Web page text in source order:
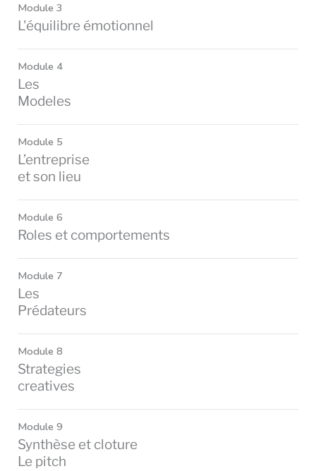
Module 3
L'équilibre émotionnel
Module 4
Les
Modeles
Module 5
L’entreprise
et son lieu
Module 6
Roles et comportements
Module 7
Les
Prédateurs
Module 8
Strategies
creatives
Module 9
Synthèse et cloture
Le pitch